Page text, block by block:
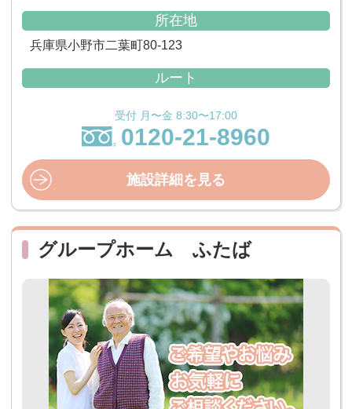
所在地
兵庫県小野市二葉町80-123
ルート
受付 月〜金 8:30〜17:00
0120-21-8960
施設詳細を見る
グループホーム ふたば